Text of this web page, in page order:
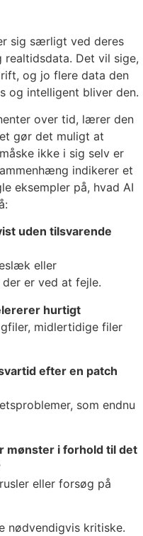
sig særligt ved deres
Det vil sige,
og jo flere data den
og intelligent bliver den.
over tid, lærer den
gør det muligt at
ikke i sig selv er
indikerer et
eksempler på, hvad AI
uden tilsvarende
eller
er ved at fejle.
hurtigt
midlertidige filer
efter en patch
som endnu
i forhold til det
eller forsøg på
nødvendigvis kritiske.